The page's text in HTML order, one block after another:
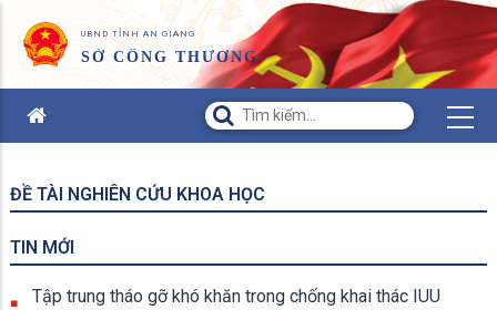
UBND TỈNH AN GIANG
SỞ CÔNG THƯƠNG
ĐỀ TÀI NGHIÊN CỨU KHOA HỌC
TIN MỚI
Tập trung tháo gỡ khó khăn trong chống khai thác IUU